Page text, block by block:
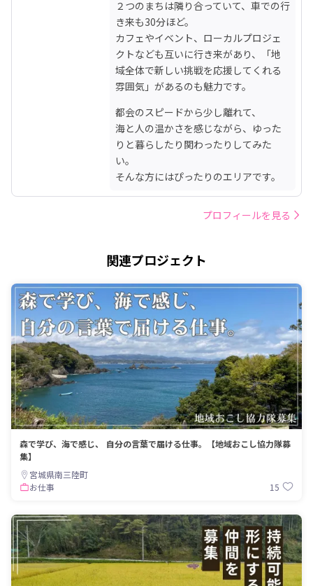
２つのまちは隣り合っていて、車での行
き来も30分ほど。
カフェやイベント、ローカルプロジェ
クトなども互いに行き来があり、「地
域全体で新しい挑戦を応援してくれる
雰囲気」があるのも魅力です。
都会のスピードから少し離れて、
海と人の温かさを感じながら、ゆった
りと暮らしたり関わったりしてみた
い。
そんな方にはぴったりのエリアです。
プロフィールを見る
関連プロジェクト
森で学び、海で感じ、 自分の言葉で届ける仕事。【地域おこし協力隊募
集】
宮城県南三陸町
お仕事
15